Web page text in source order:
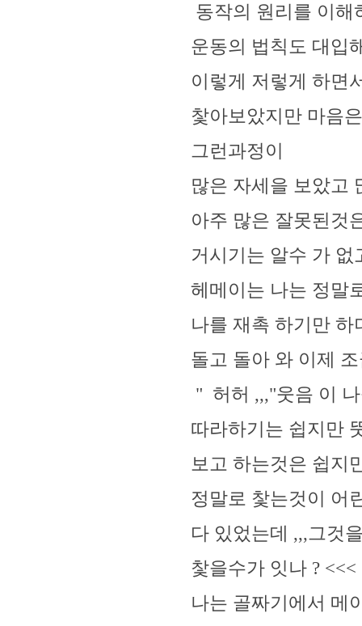
동작의 원리를 이해
운동의 법칙도 대입
이렇게 저렇게 하면
찿아보았지만 마음
그런과정이
많은 자세을 보았고
아주 많은 잘못된것
거시기는 알수 가 없
헤메이는 나는 정말
나를 재촉 하기만 하
돌고 돌아 와 이제
" 허허 ,,,"웃음 이
따라하기는 쉽지만
보고 하는것은 쉽지
정말로 찿는것이 어
다 있었는데 ,,,그것
찿을수가 잇나 ? <<<
나는 골짜기에서 메